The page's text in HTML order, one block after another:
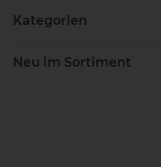
Kategorien
Neu im Sortiment